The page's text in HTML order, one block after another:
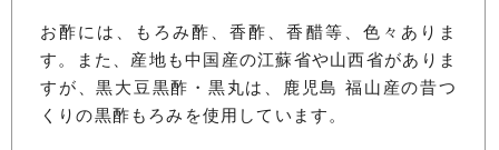
お酢には、もろみ酢、香酢、香醋等、色々ありま
す。また、産地も中国産の江蘇省や山西省がありま
すが、黒大豆黒酢・黒丸は、鹿児島 福山産の昔つ
くりの黒酢もろみを使用しています。